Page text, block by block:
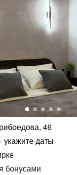
46
укажите даты
бонусами